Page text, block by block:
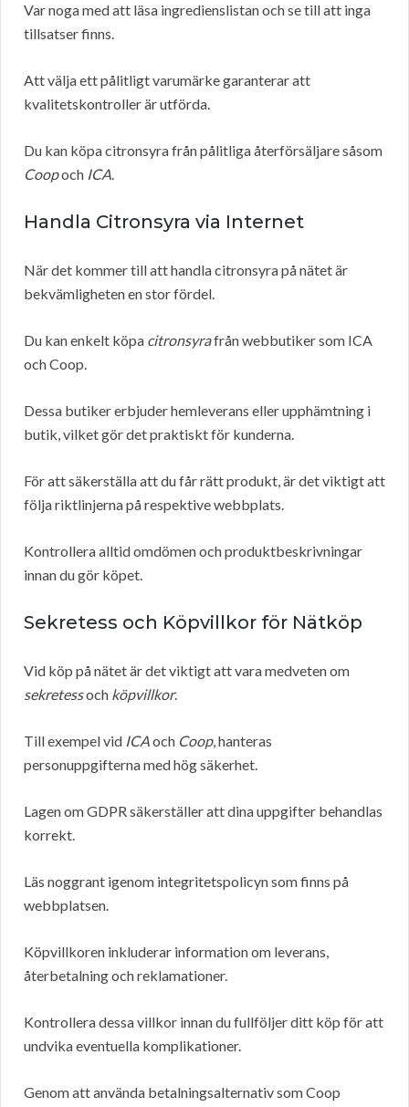
Var noga med att läsa ingredienslistan och se till att inga
tillsatser finns.
Att välja ett pålitligt varumärke garanterar att
kvalitetskontroller är utförda.
Du kan köpa citronsyra från pålitliga återförsäljare såsom
Coopoch ICA.
Handla Citronsyra via Internet
När det kommer till att handla citronsyra på nätet är
bekvämligheten en stor fördel.
Du kan enkelt köpa citronsyrafrån webbutiker som ICA
och Coop.
Dessa butiker erbjuder hemleverans eller upphämtning i
butik, vilket gör det praktiskt för kunderna.
För att säkerställa att du får rätt produkt, är det viktigt att
följa riktlinjerna på respektive webbplats.
Kontrollera alltid omdömen och produktbeskrivningar
innan du gör köpet.
Sekretess och Köpvillkor för Nätköp
Vid köp på nätet är det viktigt att vara medveten om
sekretessoch köpvillkor.
Till exempel vid ICAoch Coop, hanteras
personuppgifterna med hög säkerhet.
Lagen om GDPR säkerställer att dina uppgifter behandlas
korrekt.
Läs noggrant igenom integritetspolicyn som finns på
webbplatsen.
Köpvillkoren inkluderar information om leverans,
återbetalning och reklamationer.
Kontrollera dessa villkor innan du fullföljer ditt köp för att
undvika eventuella komplikationer.
Genom att använda betalningsalternativ som Coop